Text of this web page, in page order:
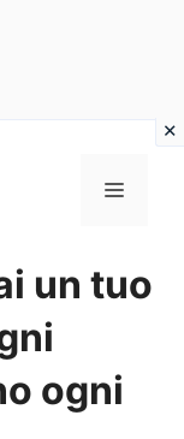
Menu
un tuo
ogni